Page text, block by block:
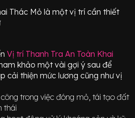
Thác Mỏ là một vị trícần thiết
Vị trí Thanh Tra An Toàn Khai
khảo một vài gợi ý sau để
cải thiện mức lương cũng như vị
trong việc đóng mỏ, tái tạo đất
thái